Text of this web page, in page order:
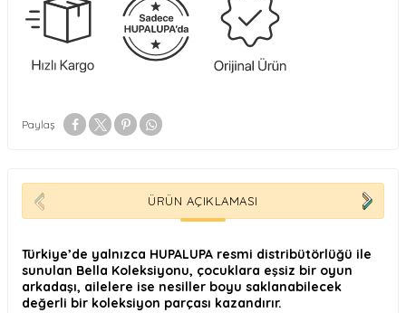
Paylaş
ÜRÜN AÇIKLAMASI
Türkiye’de yalnızca HUPALUPA resmi distribütörlüğü ile
sunulan Bella Koleksiyonu, çocuklara eşsiz bir oyun
arkadaşı, ailelere ise nesiller boyu saklanabilecek
değerli bir koleksiyon parçası kazandırır.